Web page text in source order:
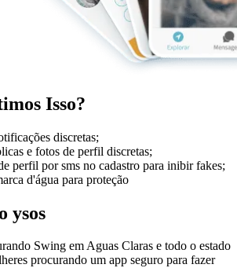
Isso?
discretas;
e fotos de perfil discretas;
perfil por sms no cadastro para inibir fakes;
d'água para proteção
ysos
Swing em Aguas Claras e todo o estado
procurando um app seguro para fazer